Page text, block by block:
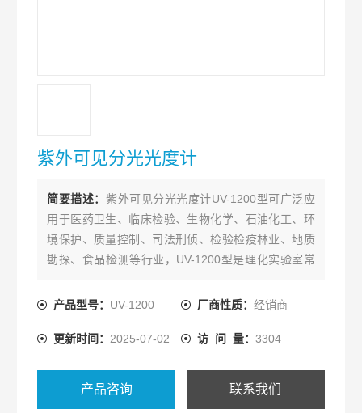
紫外可见分光光度计
简要描述： 紫外可见分光光度计UV-1200型可广泛应
用于医药卫生、临床检验、生物化学、石油化工、环
境保护、质量控制、司法刑侦、检验检疫林业、地质
勘探、食品检测等行业，UV-1200型是理化实验室常
产品型号： UV-1200 厂商性质： 经销商
更新时间： 2025-07-02 访 问 量： 3304
产品咨询 联系我们